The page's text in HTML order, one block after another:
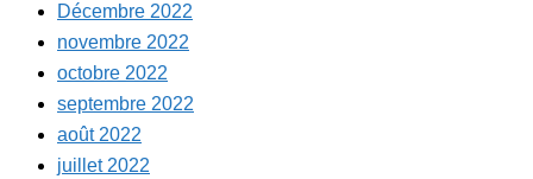
Décembre 2022
novembre 2022
octobre 2022
septembre 2022
août 2022
juillet 2022